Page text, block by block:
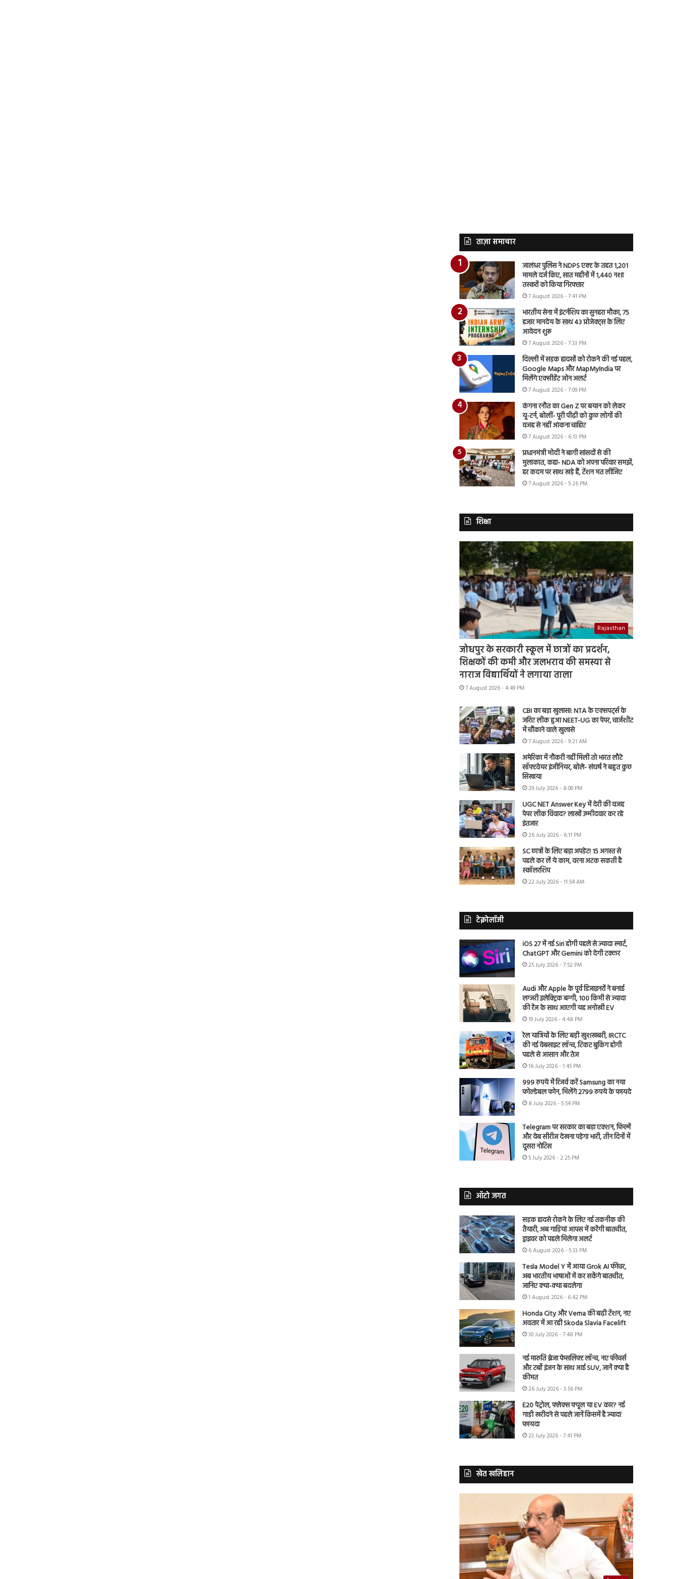
ताज़ा समाचार
जालंधर पुलिस ने NDPS एक्ट के तहत 1,201
मामले दर्ज किए, सात महीनों में 1,440 नशा
तस्करों को किया गिरफ्तार
7 August 2026 - 7:41 PM
भारतीय सेना में इंटर्नशिप का सुनहरा मौका, 75
हजार मानदेय के साथ 43 प्रोजेक्ट्स के लिए
आवेदन शुरू
7 August 2026 - 7:33 PM
दिल्ली में सड़क हादसों को रोकने की नई पहल,
Google Maps और MapMyIndia पर
मिलेंगे एक्सीडेंट जोन अलर्ट
7 August 2026 - 7:09 PM
कंगना रनौत का Gen Z पर बयान को लेकर
यू-टर्न, बोलीं- पूरी पीढ़ी को कुछ लोगों की
वजह से नहीं आंकना चाहिए
7 August 2026 - 6:13 PM
प्रधानमंत्री मोदी ने बागी सांसदों से की
मुलाकात, कहा- NDA को अपना परिवार समझें,
हर कदम पर साथ खड़े हैं, टेंशन मत लीजिए
7 August 2026 - 5:26 PM
शिक्षा
Rajasthan
जोधपुर के सरकारी स्कूल में छात्रों का प्रदर्शन,
शिक्षकों की कमी और जलभराव की समस्या से
नाराज विद्यार्थियों ने लगाया ताला
7 August 2026 - 4:49 PM
CBI का बड़ा खुलासा: NTA के एक्सपर्ट्स के
जरिए लीक हुआ NEET-UG का पेपर, चार्जशीट
में चौंकाने वाले खुलासे
7 August 2026 - 9:21 AM
अमेरिका में नौकरी नहीं मिली तो भारत लौटे
सॉफ्टवेयर इंजीनियर, बोले- संघर्ष ने बहुत कुछ
सिखाया
29 July 2026 - 8:00 PM
UGC NET Answer Key में देरी की वजह
पेपर लीक विवाद? लाखों उम्मीदवार कर रहे
इंतजार
26 July 2026 - 6:11 PM
SC छात्रों के लिए बड़ा अपडेट! 15 अगस्त से
पहले कर लें ये काम, वरना अटक सकती है
स्कॉलरशिप
22 July 2026 - 11:54 AM
टेक्नोलॉजी
iOS 27 में नई Siri होगी पहले से ज्यादा स्मार्ट,
ChatGPT और Gemini को देगी टक्कर
25 July 2026 - 7:52 PM
Audi और Apple के पूर्व डिजाइनरों ने बनाई
लग्जरी इलेक्ट्रिक बग्गी, 100 किमी से ज्यादा
की रेंज के साथ आएगी यह अनोखी EV
19 July 2026 - 4:48 PM
रेल यात्रियों के लिए बड़ी खुशखबरी, IRCTC
की नई वेबसाइट लॉन्च, टिकट बुकिंग होगी
पहले से आसान और तेज
16 July 2026 - 1:45 PM
999 रुपये में रिजर्व करें Samsung का नया
फोल्डेबल फोन, मिलेंगे 2799 रुपये के फायदे
8 July 2026 - 5:54 PM
Telegram पर सरकार का बड़ा एक्शन, फिल्में
और वेब सीरीज देखना पड़ेगा भारी, तीन दिनों में
दूसरा नोटिस
5 July 2026 - 2:25 PM
ऑटो जगत
सड़क हादसे रोकने के लिए नई तकनीक की
तैयारी, अब गाड़ियां आपस में करेंगी बातचीत,
ड्राइवर को पहले मिलेगा अलर्ट
6 August 2026 - 5:33 PM
Tesla Model Y में आया Grok AI फीचर,
अब भारतीय भाषाओं में कर सकेंगे बातचीत,
जानिए क्या-क्या बदलेगा
1 August 2026 - 6:42 PM
Honda City और Verna की बढ़ी टेंशन, नए
अवतार में आ रही Skoda Slavia Facelift
30 July 2026 - 7:48 PM
नई मारुति ब्रेजा फेसलिफ्ट लॉन्च, नए फीचर्स
और टर्बो इंजन के साथ आई SUV, जानें क्या है
कीमत
26 July 2026 - 3:56 PM
E20 पेट्रोल, फ्लेक्स फ्यूल या EV कार? नई
गाड़ी खरीदने से पहले जानें किसमें है ज्यादा
फायदा
23 July 2026 - 7:41 PM
खेत खलिहान